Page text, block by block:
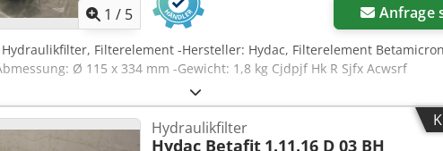
1 / 5 Anfrage
Hydraulikfilter, Filterelement -Hersteller: Hydac, Filterelement Betamicron
Ø 115 x 334 mm -Gewicht: 1,8 kg Cjdpjf Hk R Sjfx Acwsrf
Hydraulikfilter
Hydac Betafit 1.11.16 D 03 BH